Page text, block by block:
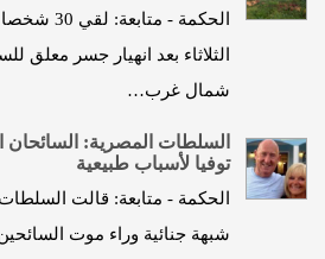
الحكمة -
الثلاثاء بعد انهيار جسر معلق
شمال غرب…
السلطات المصرية: السائحان
توفيا لأسباب طبيعية
الحكمة - متابعة: قالت
شبهة جنائية وراء موت